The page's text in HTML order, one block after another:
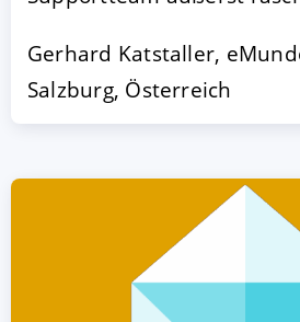
Gerhard Katstaller,
Salzburg, Österreich